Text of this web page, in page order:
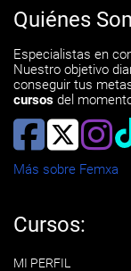
Quiénes
Especialistas en
Nuestro objetivo
conseguir tus
cursos del
Más sobre Femxa
Cursos:
MI PERFIL